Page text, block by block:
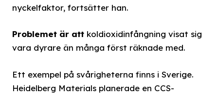
nyckelfaktor, fortsätter han.
Problemet är att koldioxidinfångning visat sig
vara dyrare än många först räknade med.
Ett exempel på svårigheterna finns i Sverige.
Heidelberg Materials planerade en CCS-